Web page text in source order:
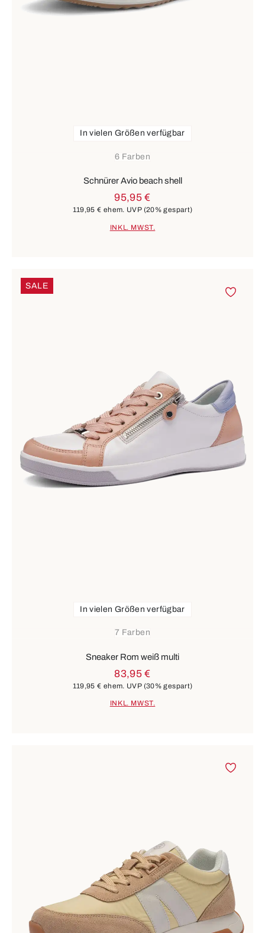
6 Farben
In vielen Größen verfügbar
Schnürer Avio beach shell
95,95 €
119,95 € ehem. UVP (20% gespart)
INKL. MWST.
SALE
7 Farben
In vielen Größen verfügbar
Sneaker Rom weiß multi
83,95 €
119,95 € ehem. UVP (30% gespart)
INKL. MWST.